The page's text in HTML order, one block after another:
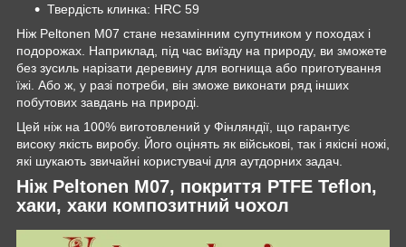
Твердість клинка: HRC 59
Ніж Peltonen M07 стане незамінним супутником у походах і
подорожах. Наприклад, під час виїзду на природу, ви зможете
без зусиль нарізати деревину для вогнища або приготування
їжі. Або ж, у разі потреби, він зможе виконати ряд інших
побутових завдань на природі.
Цей ніж на 100% виготовлений у Фінляндії, що гарантує
високу якість виробу. Його оцінять як військові, так і якісні ножі,
які шукають звичайні користувачі для аутдорних задач.
Ніж Peltonen M07, покриття PTFE Teflon,
хаки, хаки композитний чохол